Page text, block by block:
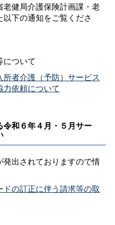
健局介護保険計画課・老
下の通知をご覧くださ
について
者介護（予防）サービス
依頼について
和６年４月・５月サー
出されておりますので情
ドの訂正に伴う請求等の取